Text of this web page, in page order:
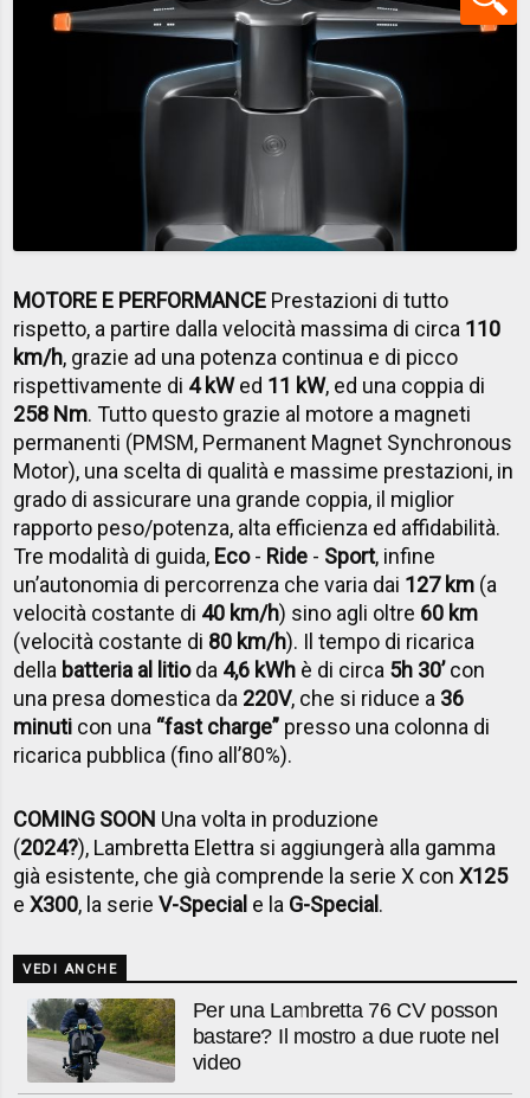
MOTORE E PERFORMANCE Prestazioni di tutto
rispetto, a partire dalla velocità massima di circa 110
km/h, grazie ad una potenza continua e di picco
rispettivamente di 4 kWed 11 kW, ed una coppia di
258 Nm.Tutto questo grazie al motore a magneti
permanenti (PMSM, Permanent Magnet Synchronous
Motor), una scelta di qualità e massime prestazioni, in
grado di assicurare una grande coppia, il miglior
rapporto peso/potenza, alta efficienza ed affidabilità.
Tre modalità di guida, Eco- Ride - Sport, infine
un’autonomia di percorrenza che varia dai 127 km (a
velocità costante di 40 km/h) sino agli oltre 60 km
(velocità costante di 80 km/h). Il tempo di ricarica
della batteria al litioda 4,6 kWh è di circa 5h 30’con
una presa domestica da 220V, che si riduce a 36
minuti con una “fast charge” presso una colonna di
ricarica pubblica (fino all’80%).
COMING SOON Una volta in produzione
(2024?), Lambretta Elettra si aggiungerà alla gamma
già esistente, che già comprende la serie X conX125
eX300, la serieV-Special e la G-Special .
VEDI ANCHE
Per una Lambretta 76 CV posson
bastare? Il mostro a due ruote nel
video